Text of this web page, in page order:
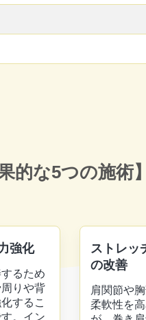
的な5つの施術
強化
るため
りや背
するこ
。イン
ストレッ
の改善
肩関節や
柔軟性を